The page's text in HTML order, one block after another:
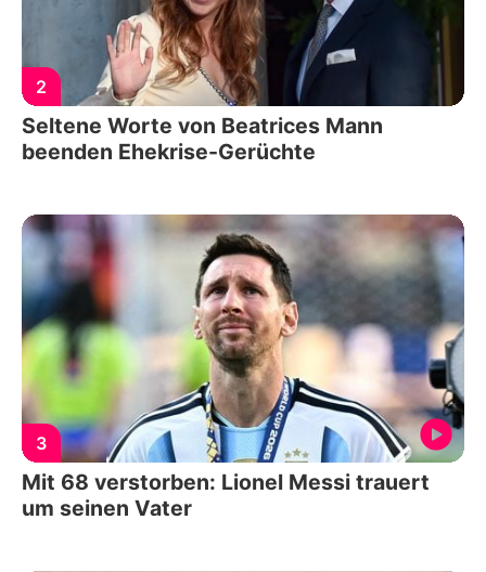
2
Seltene Worte von Beatrices Mann
beenden Ehekrise-Gerüchte
3
Mit 68 verstorben: Lionel Messi trauert
um seinen Vater